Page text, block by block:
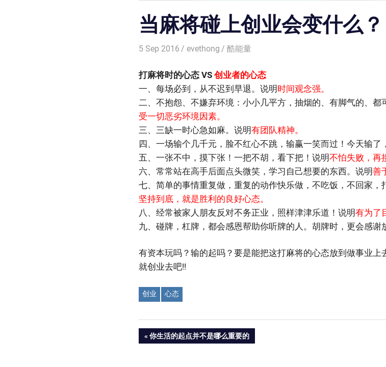
当麻将碰上创业会变什么？
5 Sep 2016 evethong 酷能量
打麻将时的心态 VS 创业者的心态
一、每场必到，从不迟到早退。说明时间观念强。
二、不抱怨、不嫌弃环境：小小几平方，抽烟的、有脚气的、都
受一切恶劣环境因素。
三、三缺一时心急如麻。说明有团队精神。
四、一场输个几千元，脸不红心不跳，输赢一笑而过！今天输了
五、一张不中，摸下张！一把不胡，看下把！说明不怕失败，再
六、常常站在高手后面点头微笑，学习自己想要的东西。说明善
七、简单的事情重复做，重复的动作快乐做，不吃饭，不回家
坚持到底，就是胜利的良好心态。
八、经常被家人朋友反对不务正业，照样津津乐道！说明有为了
九、碰牌，杠牌，都会感恩帮助你听牌的人。胡牌时，更会感谢
有资本玩吗？输的起吗？要是能把这打麻将的心态放到做事业
就创业去吧!!
创业 心态
Post
PREVIOUS
你生活的起点并不是哪么重要的